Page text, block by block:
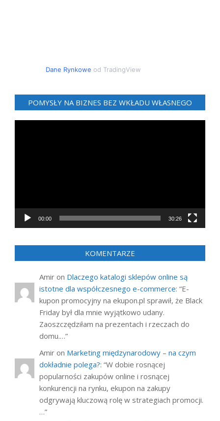
Dane Rynkowe od TradingView
POMYSŁY NA BIZNES BEZ WKŁADU WŁASNEGO
00:00 30:26
KOMENTARZE
Amir on Dlaczego katalogi sklepów online są
istotne dla współczesnego e-commerce: “E-
kupon promocyjny na ekupon.pl sprawił, że Black
Friday był dla mnie wyjątkowo udany.
Zaoszczędziłam na prezentach i rzeczach do
domu.…”
Amir on Marketing międzynarodowy – na czym
dokładnie polega?: “W dobie rosnącej
popularności zakupów online i rosnącej
konkurencji na rynku, ekupon na zakupy
odgrywają kluczową rolę w strategiach promocji.
…”